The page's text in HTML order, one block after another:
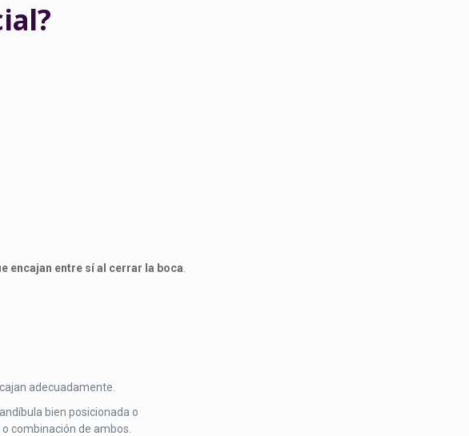
encajan entre sí al cerrar la boca.
adecuadamente.
bien posicionada o
combinación de ambos.